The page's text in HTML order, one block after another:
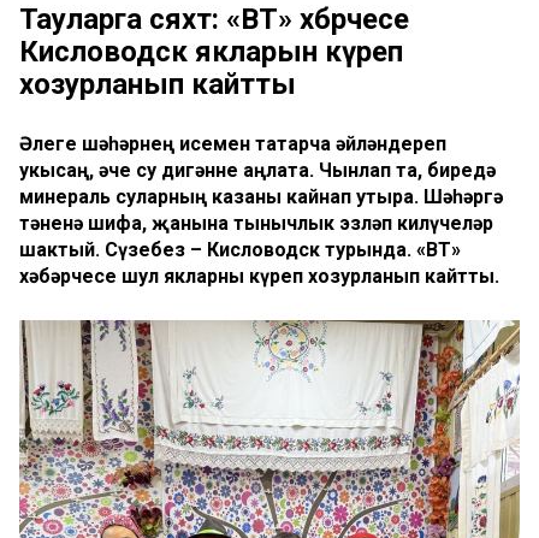
Тауларга сәяхәт: «ВТ» хәбәрчесе
Кисловодск якларын күреп
хозурланып кайтты
Әлеге шәһәрнең исемен татарча әйләндереп
укысаң, әче су дигәнне аңлата. Чынлап та, биредә
минераль суларның казаны кайнап утыра. Шәһәргә
тәненә шифа, җанына тынычлык эзләп килүчеләр
шактый. Сүзебез – Кисловодск турында. «ВТ»
хәбәрчесе шул якларны күреп хозурланып кайтты.